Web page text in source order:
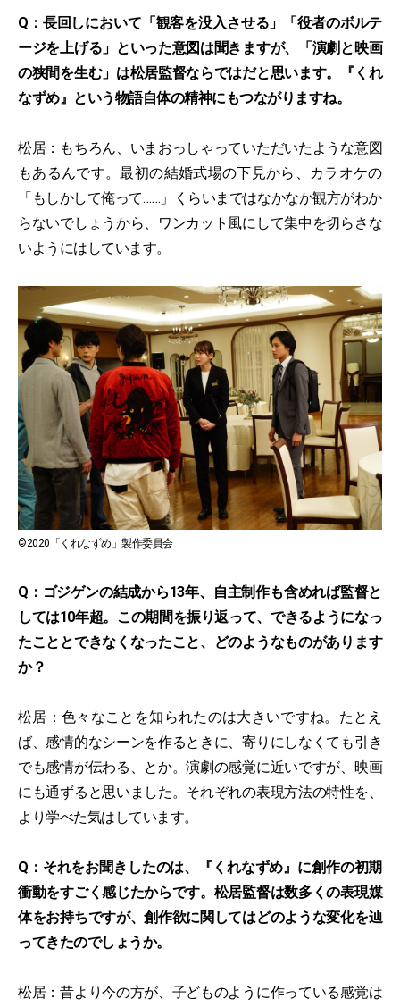
Q：長回しにおいて「観客を没入させる」「役者のボルテ
ージを上げる」といった意図は聞きますが、「演劇と映画
の狭間を生む」は松居監督ならではだと思います。『くれ
なずめ』という物語自体の精神にもつながりますね。
松居：もちろん、いまおっしゃっていただいたような意図
もあるんです。最初の結婚式場の下見から、カラオケの
「もしかして俺って……」くらいまではなかなか観方がわか
らないでしょうから、ワンカット風にして集中を切らさな
いようにはしています。
©2020「くれなずめ」製作委員会
Q：ゴジゲンの結成から13年、自主制作も含めれば監督と
しては10年超。この期間を振り返って、できるようになっ
たこととできなくなったこと、どのようなものがあります
か？
松居：色々なことを知られたのは大きいですね。たとえ
ば、感情的なシーンを作るときに、寄りにしなくても引き
でも感情が伝わる、とか。演劇の感覚に近いですが、映画
にも通ずると思いました。それぞれの表現方法の特性を、
より学べた気はしています。
Q：それをお聞きしたのは、『くれなずめ』に創作の初期
衝動をすごく感じたからです。松居監督は数多くの表現媒
体をお持ちですが、創作欲に関してはどのような変化を辿
ってきたのでしょうか。
松居：昔より今の方が、子どものように作っている感覚は